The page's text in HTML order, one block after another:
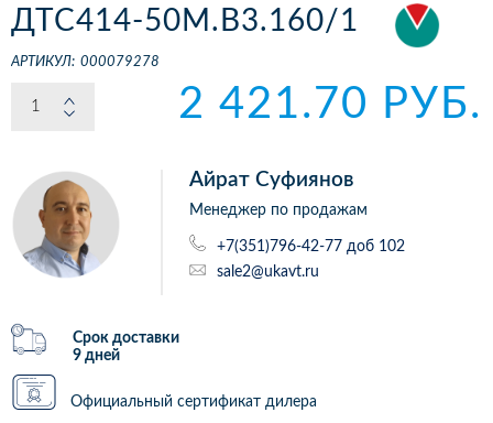
ДТС414-50М.В3.160/1
АРТИКУЛ: 000079278
2 421.70 РУБ.
Айрат Суфиянов
Менеджер по продажам
+7(351)796-42-77 доб 102
sale2@ukavt.ru
Срок доставки
9 дней
Официальный сертификат дилера